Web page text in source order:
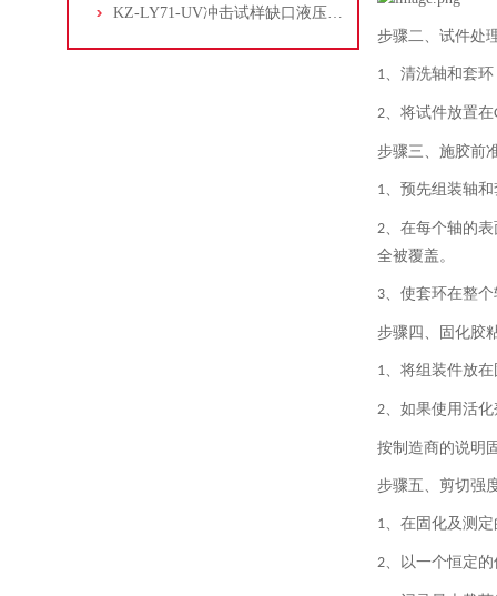
KZ-LY71-UV冲击试样缺口液压拉床
步骤二、试件处
1、清洗轴和套
2、将试件放置在
步骤三、施胶前
1、 预先组装轴
2、 在每个轴的
全被覆盖。
3、使套环在整
步骤四、固化胶
1、 将组装件放
2、 如果使用活
按制造商的说明
步骤五、剪切强
1、 在固化及测
2、以一个恒定